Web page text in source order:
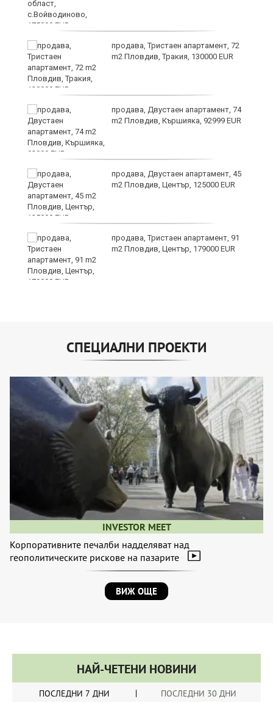
продава, Тристаен апартамент, 72
m2 Пловдив, Тракия, 130000 EUR
продава, Двустаен апартамент, 74
m2 Пловдив, Кършияка, 92999 EUR
продава, Двустаен апартамент, 45
m2 Пловдив, Център, 125000 EUR
продава, Тристаен апартамент, 91
m2 Пловдив, Център, 179000 EUR
СПЕЦИАЛНИ ПРОЕКТИ
INVESTOR MEET
Корпоративните печалби надделяват над
геополитическите рискове на пазарите
ВИЖ ОЩЕ
НАЙ-ЧЕТЕНИ НОВИНИ
ПОСЛЕДНИ 7 ДНИ ПОСЛЕДНИ 30 ДНИ